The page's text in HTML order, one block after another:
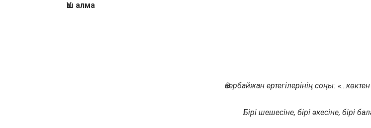
Үш алма
Әзербайжан ертегілерінің соңы:
Бірі шешесіне, бірі әкесіне, бірі